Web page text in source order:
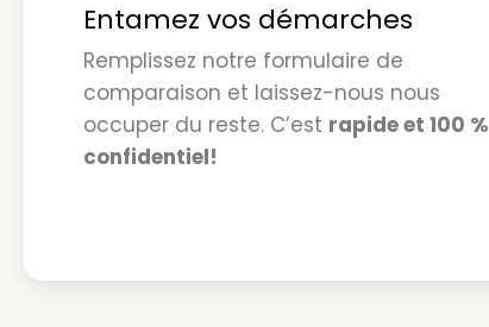
Entamez vos démarches
Remplissez notre formulaire de
comparaison et laissez-nous nous
occuper du reste. C’est rapide et 100 %
confidentiel!